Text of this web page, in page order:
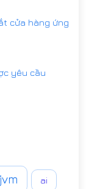
cửa hàng ứng
yêu cầu
jvm ai